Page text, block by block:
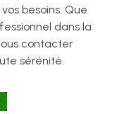
besoins. Que
dans la
contacter
sérénité.